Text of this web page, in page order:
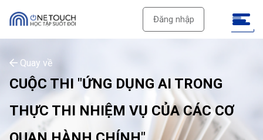
Đăng nhập
Quay về
CUỘC THI "ỨNG DỤNG AI TRONG
THỰC THI NHIỆM VỤ CỦA CÁC CƠ